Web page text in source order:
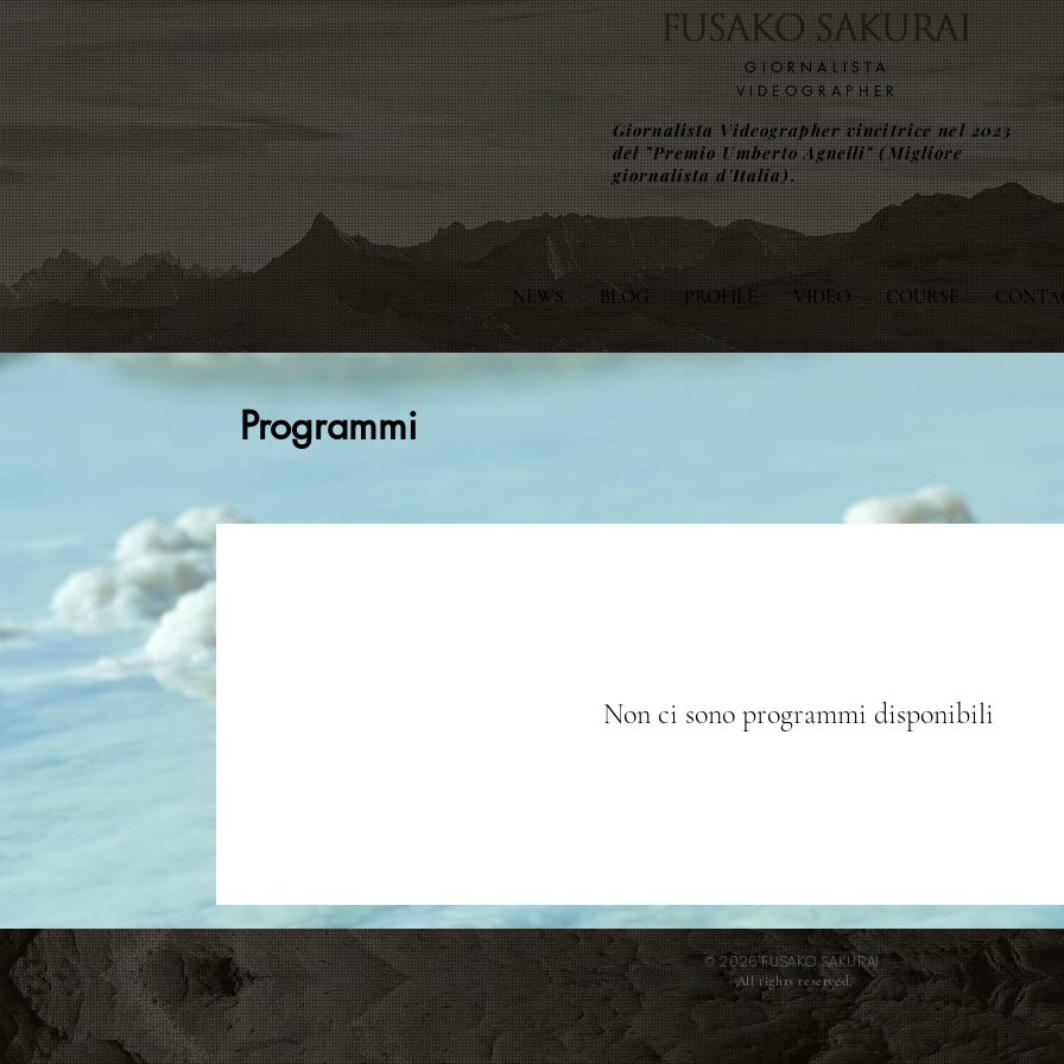
​GIORNALISTA
VIDEOGRAPHER
Giornalista Videographer vincitrice nel 2023
del "Premio Umberto Agnelli" (Migliore
giornalista d'Italia).
NEWS BLOG PROFILE VIDEO COURSE
Programmi
Non ci sono programmi disponibili
© 2026 FUSAKO SAKURAI
All rights reserved.